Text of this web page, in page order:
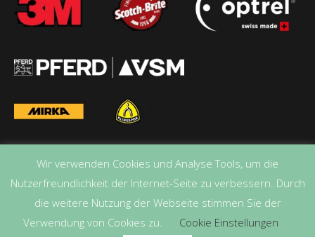
Wir verwenden Cookies und Analyse Tools, um die
Nutzerfreundlichkeit der Internet-Seite zu verbessern. Durch
die weitere Nutzung der Webseite stimmen Sie der
Verwendung von Cookies zu.
Cookie Einstellungen